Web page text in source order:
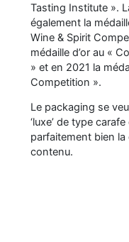
Tasting Institute ».
également la
Wine & Spirit
médaille d’or au «
» et en 2021 la
Competition ».
Le packaging se
‘luxe’ de type
parfaitement bien
contenu.